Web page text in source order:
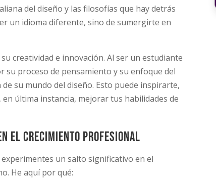
del diseño y las filosofías que hay detrás
un idioma diferente, sino de sumergirte en
creatividad e innovación. Al ser un estudiante
su proceso de pensamiento y su enfoque del
su mundo del diseño. Esto puede inspirarte,
última instancia, mejorar tus habilidades de
el crecimiento profesional
un salto significativo en el
He aquí por qué: